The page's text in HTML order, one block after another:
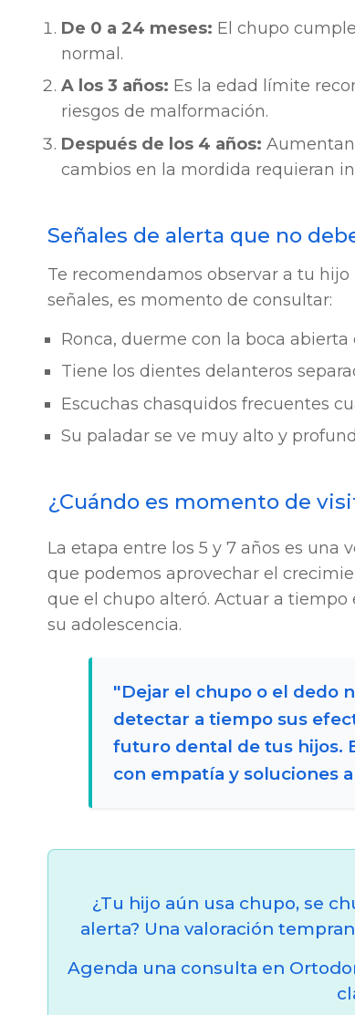
De 0 a 24 meses: El chupo
normal.
A los 3 años: Es la edad límite
riesgos de malformación.
Después de los 4 años:
cambios en la mordida requieran
Señales de alerta que no
Te recomendamos observar a tu
señales, es momento de consultar:
Ronca, duerme con la boca
Tiene los dientes delanteros
Escuchas chasquidos frecuentes
Su paladar se ve muy alto y
¿Cuándo es momento de
La etapa entre los 5 y 7 años es una
que podemos aprovechar el
que el chupo alteró. Actuar a
su adolescencia.
"Dejar el chupo o el dedo
detectar a tiempo sus
futuro dental de tus hijos.
con empatía y soluciones
¿Tu hijo aún usa chupo, se
alerta? Una valoración
Agenda una consulta en